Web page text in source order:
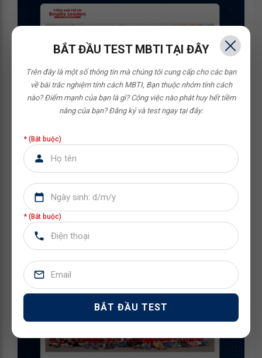
BẮT ĐẦU TEST MBTI TẠI ĐÂY
Trên đây là một số thông tin mà chúng tôi cung cấp cho các bạn
về bài trắc nghiệm tính cách MBTI, Bạn thuộc nhóm tính cách
nào? Điểm mạnh của bạn là gì? Công việc nào phát huy hết tiềm
năng của bạn?Đăng ký và test ngay tại đây:
* (Bắt buộc)
* (Bắt buộc)
BẮT ĐẦU TEST